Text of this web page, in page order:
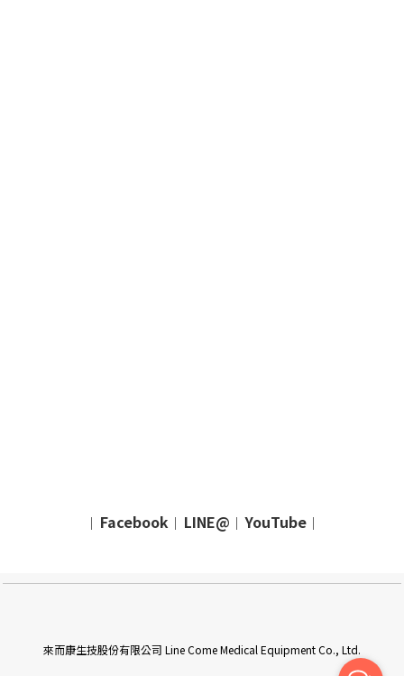
｜ Facebook ｜ LINE@ ｜ YouTube ｜
來而康生技股份有限公司 Line Come Medical Equipment Co., Ltd.